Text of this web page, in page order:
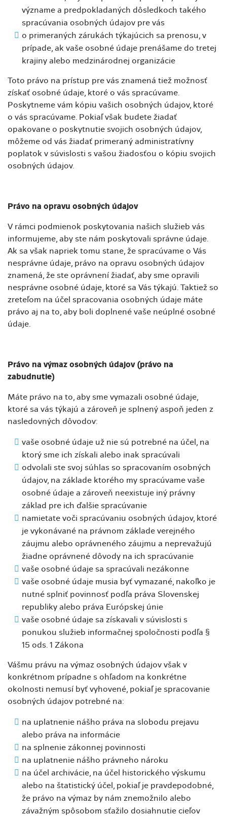
význame a predpokladaných dôsledkoch takého
spracúvania osobných údajov pre vás
o primeraných zárukách týkajúcich sa prenosu, v
prípade, ak vaše osobné údaje prenášame do tretej
krajiny alebo medzinárodnej organizácie
Toto právo na prístup pre vás znamená tiež možnosť
získať osobné údaje, ktoré o vás spracúvame.
Poskytneme vám kópiu vašich osobných údajov, ktoré
o vás spracúvame. Pokiaľ však budete žiadať
opakovane o poskytnutie svojich osobných údajov,
môžeme od vás žiadať primeraný administratívny
poplatok v súvislosti s vašou žiadosťou o kópiu svojich
osobných údajov.
Právo na opravu osobných údajov
V rámci podmienok poskytovania našich služieb vás
informujeme, aby ste nám poskytovali správne údaje.
Ak sa však napriek tomu stane, že spracúvame o Vás
nesprávne údaje, právo na opravu osobných údajov
znamená, že ste oprávnení žiadať, aby sme opravili
nesprávne osobné údaje, ktoré sa Vás týkajú. Taktiež so
zreteľom na účel spracovania osobných údaje máte
právo aj na to, aby boli doplnené vaše neúplné osobné
údaje.
Právo na výmaz osobných údajov (právo na
zabudnutie)
Máte právo na to, aby sme vymazali osobné údaje,
ktoré sa vás týkajú a zároveň je splnený aspoň jeden z
nasledovných dôvodov:
vaše osobné údaje už nie sú potrebné na účel, na
ktorý sme ich získali alebo inak spracúvali
odvolali ste svoj súhlas so spracovaním osobných
údajov, na základe ktorého my spracúvame vaše
osobné údaje a zároveň neexistuje iný právny
základ pre ich ďalšie spracúvanie
namietate voči spracúvaniu osobných údajov, ktoré
je vykonávané na právnom základe verejného
záujmu alebo oprávneného záujmu a neprevažujú
žiadne oprávnené dôvody na ich spracúvanie
vaše osobné údaje sa spracúvali nezákonne
vaše osobné údaje musia byť vymazané, nakoľko je
nutné splniť povinnosť podľa práva Slovenskej
republiky alebo práva Európskej únie
vaše osobné údaje sa získavali v súvislosti s
ponukou služieb informačnej spoločnosti podľa §
15 ods. 1 Zákona
Vášmu právu na výmaz osobných údajov však v
konkrétnom prípadne s ohľadom na konkrétne
okolnosti nemusí byť vyhovené, pokiaľ je spracovanie
osobných údajov potrebné na:
na uplatnenie nášho práva na slobodu prejavu
alebo práva na informácie
na splnenie zákonnej povinnosti
na uplatnenie nášho právneho nároku
na účel archivácie, na účel historického výskumu
alebo na štatistický účel, pokiaľ je pravdepodobné,
že právo na výmaz by nám znemožnilo alebo
závažným spôsobom sťažilo dosiahnutie cieľov